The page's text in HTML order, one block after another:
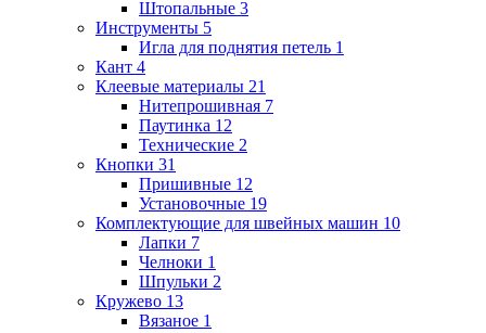
Штопальные 3
Инструменты 5
Игла для поднятия петель 1
Кант 4
Клеевые материалы 21
Нитепрошивная 7
Паутинка 12
Технические 2
Кнопки 31
Пришивные 12
Установочные 19
Комплектующие для швейных машин 10
Лапки 7
Челноки 1
Шпульки 2
Кружево 13
Вязаное 1